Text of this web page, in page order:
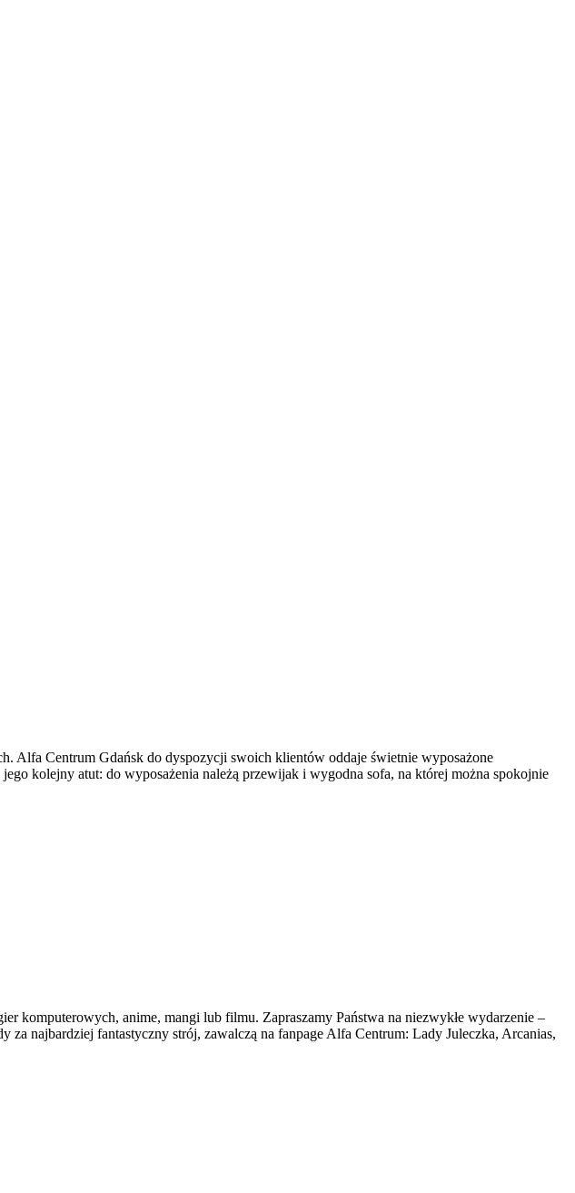
Alfa Centrum Gdańsk do dyspozycji swoich klientów oddaje świetnie wyposażone
kolejny atut: do wyposażenia należą przewijak i wygodna sofa, na której można spokojnie
komputerowych, anime, mangi lub filmu. Zapraszamy Państwa na niezwykłe wydarzenie –
najbardziej fantastyczny strój, zawalczą na fanpage Alfa Centrum: Lady Juleczka, Arcanias,